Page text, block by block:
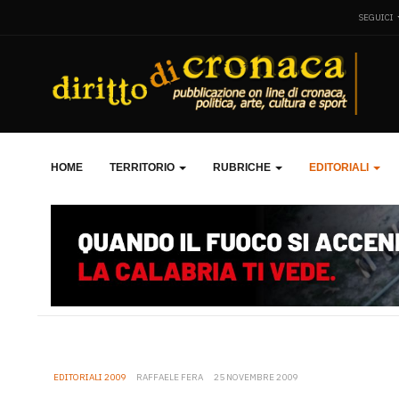
SEGUICI
HOME TERRITORIO RUBRICHE EDITORIALI
EDITORIALI 2009 RAFFAELE FERA 25 NOVEMBRE 2009